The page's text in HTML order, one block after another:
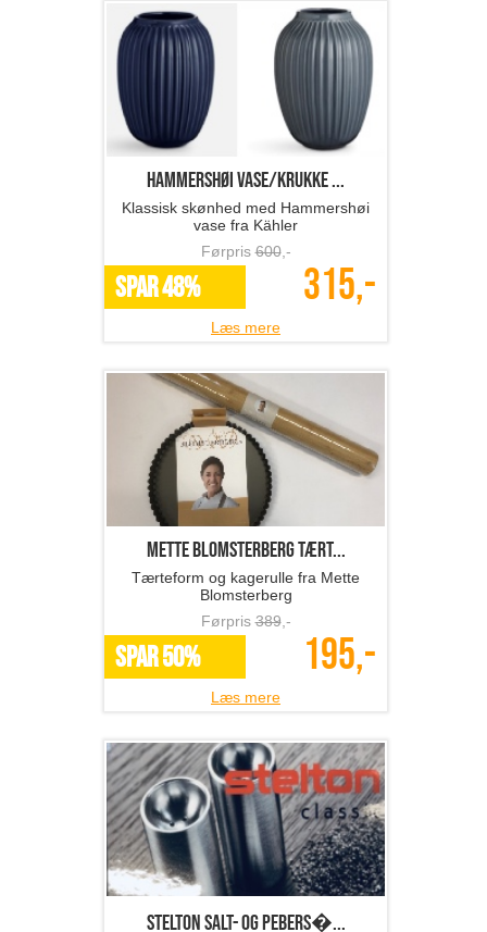
Hammershøi vase/krukke ...
Klassisk skønhed med Hammershøi
vase fra Kähler
Førpris
,-
SPAR 48% 315,-
Læs mere
Mette Blomsterberg tært...
Tærteform og kagerulle fra Mette
Blomsterberg
Førpris
389
SPAR 50% 195,-
Læs mere
Stelton salt- og pebers�...
Stilren borddækning med Stelton salt-
og pebersæt
Førpris438,-
SPAR 55% 199,-